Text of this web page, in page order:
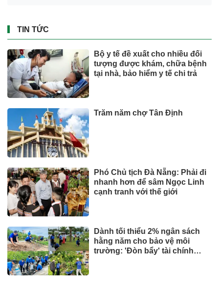
TIN TỨC
Bộ y tế đề xuất cho nhiều đối
tượng được khám, chữa bệnh
tại nhà, bảo hiểm y tế chi trả
Trăm năm chợ Tân Định
Phó Chủ tịch Đà Nẵng: Phải đi
nhanh hơn để sâm Ngọc Linh
cạnh tranh với thế giới
Dành tối thiểu 2% ngân sách
hằng năm cho bảo vệ môi
trường: 'Đòn bẩy' tài chính